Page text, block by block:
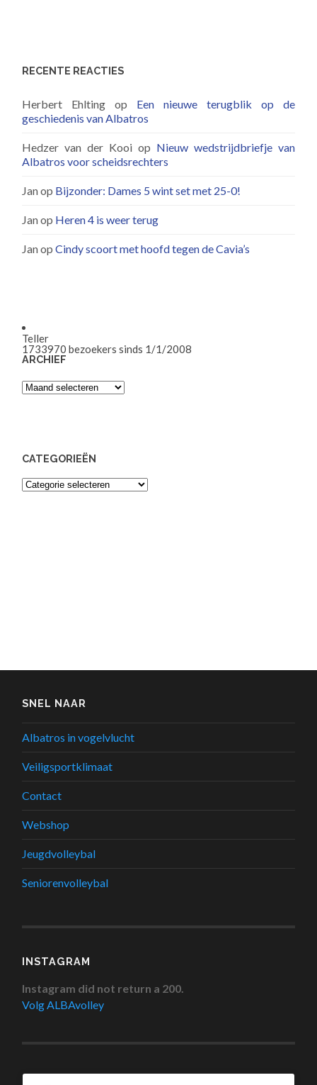
RECENTE REACTIES
Herbert Ehlting op Een nieuwe terugblik op de
geschiedenis van Albatros
Hedzer van der Kooi op Nieuw wedstrijdbriefje van
Albatros voor scheidsrechters
Janop Bijzonder: Dames 5 wint set met 25-0!
Janop Heren 4 is weer terug
JanopCindy scoort met hoofd tegen de Cavia’s
Teller
1733970 bezoekers sinds 1/1/2008
ARCHIEF
Archief
CATEGORIEËN
Categorieën
SNEL NAAR
Albatros in vogelvlucht
Veiligsportklimaat
Contact
Webshop
Jeugdvolleybal
Seniorenvolleybal
INSTAGRAM
Instagram did not return a 200.
Volg ALBAvolley